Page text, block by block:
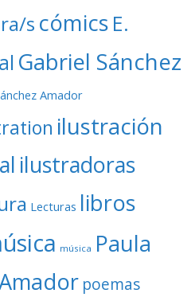
s cómics E.
Gabriel Sánchez
Amador
ilustración
ilustradoras
Lecturas libros
música Paula
poemas